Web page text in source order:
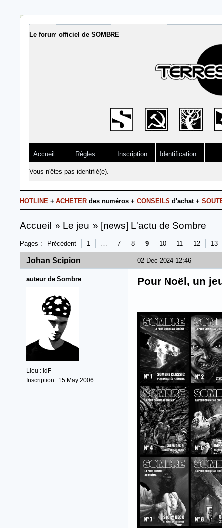
Le forum officiel de SOMBRE
Accueil Règles Inscription Identification
Vous n'êtes pas identifié(e).
HOTLINE + ACHETER des numéros + CONSEILS d'achat +
Accueil » Le jeu » [news] L'actu de Sombre
Pages : Précédent 1 … 7 8 9 10 11 12 13
02 Dec 2024 12:46
Johan Scipion
auteur de Sombre
Lieu : IdF
Inscription : 15 May 2006
Pour Noël, un